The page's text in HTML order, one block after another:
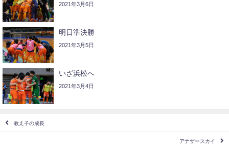
2021年3月6日
明日準決勝
2021年3月5日
いざ浜松へ
2021年3月4日
教え子の成長
アナザースカイ